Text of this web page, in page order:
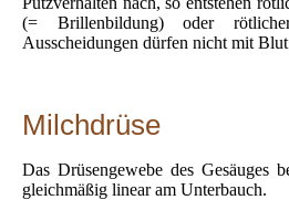
(= Brillenbildung) oder
Ausscheidungen dürfen nicht mit
Milchdrüse
Das Drüsengewebe des Gesäuges
gleichmäßig linear am Unterbauch.